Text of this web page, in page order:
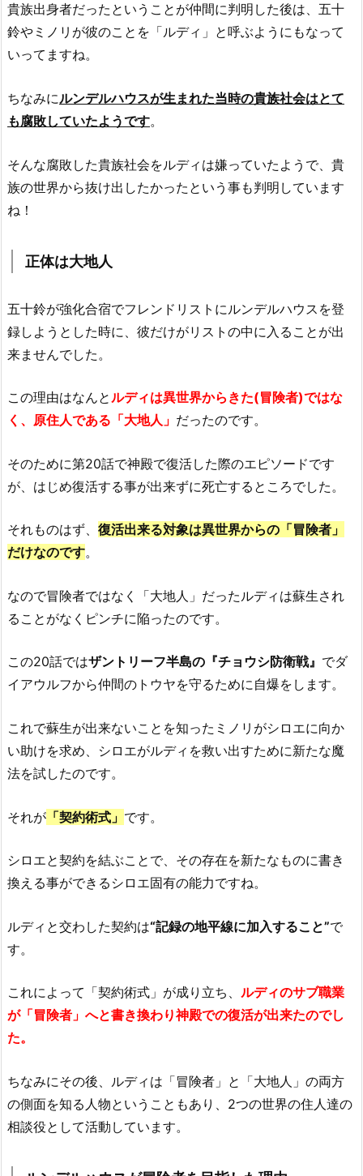
貴族出身者だったということが仲間に判明した後は、五十
鈴やミノリが彼のことを「ルディ」と呼ぶようにもなって
いってますね。
ちなみにルンデルハウスが生まれた当時の貴族社会はとて
も腐敗していたようです。
そんな腐敗した貴族社会をルディは嫌っていたようで、貴
族の世界から抜け出したかったという事も判明しています
ね！
正体は大地人
五十鈴が強化合宿でフレンドリストにルンデルハウスを登
録しようとした時に、彼だけがリストの中に入ることが出
来ませんでした。
この理由はなんとルディは異世界からきた(冒険者)ではな
く、原住人である「大地人」 だったのです。
そのために第20話で神殿で復活した際のエピソードです
が、はじめ復活する事が出来ずに死亡するところでした。
それものはず、 復活出来る対象は異世界からの「冒険者」
だけなのです。
なので冒険者ではなく「大地人」だったルディは蘇生され
ることがなくピンチに陥ったのです。
この20話ではザントリーフ半島の『チョウシ防衛戦』 でダ
イアウルフから仲間のトウヤを守るために自爆をします。
これで蘇生が出来ないことを知ったミノリがシロエに向か
い助けを求め、シロエがルディを救い出すために新たな魔
法を試したのです。
それが 「契約術式」 です。
シロエと契約を結ぶことで、その存在を新たなものに書き
換える事ができるシロエ固有の能力ですね。
ルディと交わした契約は“記録の地平線に加入すること”で
す。
これによって「契約術式」が成り立ち、 ルディのサブ職業
が「冒険者」へと書き換わり神殿での復活が出来たのでし
た。
ちなみにその後、ルディは「冒険者」と「大地人」の両方
の側面を知る人物ということもあり、2つの世界の住人達の
相談役として活動しています。